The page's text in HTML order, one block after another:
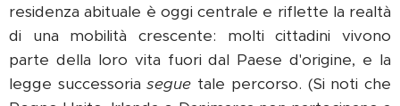
residenza abituale è oggi centrale e riflette la realtà
di una mobilità crescente: molti cittadini vivono
parte della loro vita fuori dal Paese d'origine, e la
legge successoriasegue tale percorso. (Si noti che